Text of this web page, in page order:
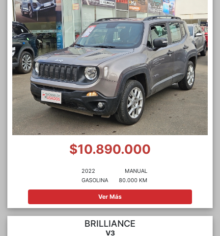
$10.890.000
2022
GASOLINA
MANUAL
80.000 KM
Ver Más
BRILLIANCE
V3